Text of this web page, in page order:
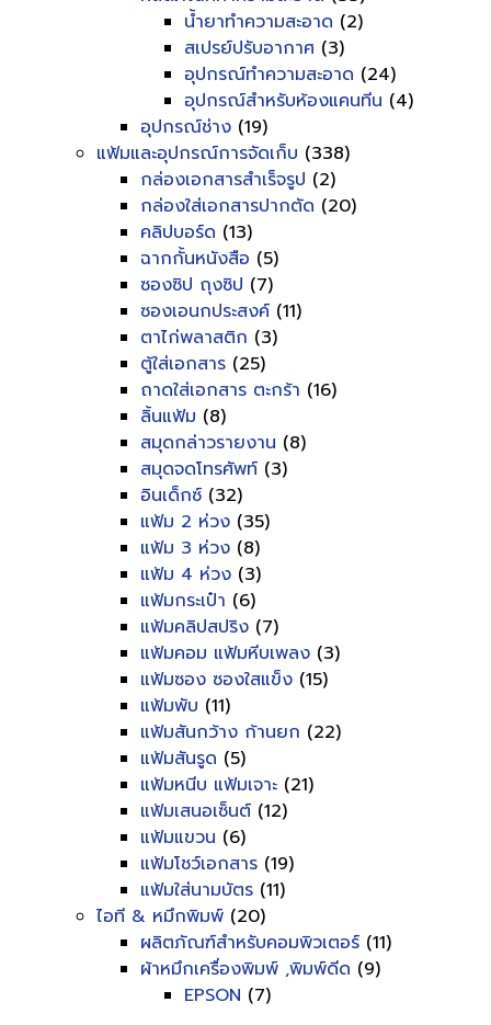
น้ำยาทำความสะอาด (2)
สเปรย์ปรับอากาศ (3)
อุปกรณ์ทำความสะอาด (24)
อุปกรณ์สำหรับห้องแคนทีน (4)
อุปกรณ์ช่าง (19)
แฟ้มและอุปกรณ์การจัดเก็บ (338)
กล่องเอกสารสำเร็จรูป (2)
กล่องใส่เอกสารปากตัด (20)
คลิปบอร์ด (13)
ฉากกั้นหนังสือ (5)
ซองซิป ถุงซิป (7)
ซองเอนกประสงค์ (11)
ตาไก่พลาสติก (3)
ตู้ใส่เอกสาร (25)
ถาดใส่เอกสาร ตะกร้า (16)
ลิ้นแฟ้ม (8)
สมุดกล่าวรายงาน (8)
สมุดจดโทรศัพท์ (3)
อินเด็กซ์ (32)
แฟ้ม 2 ห่วง (35)
แฟ้ม 3 ห่วง (8)
แฟ้ม 4 ห่วง (3)
แฟ้มกระเป๋า (6)
แฟ้มคลิปสปริง (7)
แฟ้มคอม แฟ้มหีบเพลง (3)
แฟ้มซอง ซองใสแข็ง (15)
แฟ้มพับ (11)
แฟ้มสันกว้าง ก้านยก (22)
แฟ้มสันรูด (5)
แฟ้มหนีบ แฟ้มเจาะ (21)
แฟ้มเสนอเซ็นต์ (12)
แฟ้มแขวน (6)
แฟ้มโชว์เอกสาร (19)
แฟ้มใส่นามบัตร (11)
ไอที & หมึกพิมพ์ (20)
ผลิตภัณฑ์สำหรับคอมพิวเตอร์ (11)
ผ้าหมึกเครื่องพิมพ์ ,พิมพ์ดีด (9)
EPSON (7)